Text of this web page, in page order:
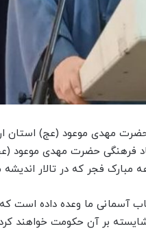
مهدی موعود (عج) استان
فرهنگی حضرت مهدی موعود
فجر که در تالار
آسمانی ما وعده داده است
بر آن حکومت خواهند